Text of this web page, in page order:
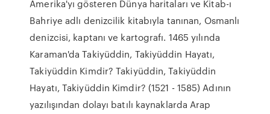
Amerika'yı gösteren Dünya haritaları ve Kitab-ı
Bahriye adlı denizcilik kitabıyla tanınan, Osmanlı
denizcisi, kaptanı ve kartografı. 1465 yılında
Karaman'da Takiyüddin, Takiyüddin Hayatı,
Takiyüddin Kimdir? Takiyüddin, Takiyüddin
Hayatı, Takiyüddin Kimdir? (1521 - 1585) Adının
yazılışından dolayı batılı kaynaklarda Arap